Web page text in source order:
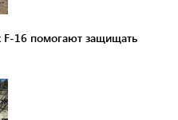
F-16 помогают защищать